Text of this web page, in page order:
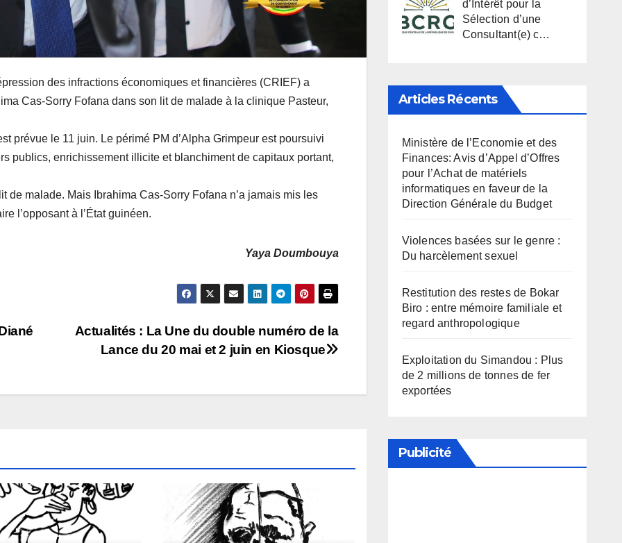
des infractions économiques et financières (CRIEF) a
Cas-Sorry Fofana dans son lit de malade à la clinique Pasteur,
prévue le 11 juin. Le périmé PM d’Alpha Grimpeur est poursuivi
publics, enrichissement illicite et blanchiment de capitaux portant,
de malade. Mais Ibrahima Cas-Sorry Fofana n’a jamais mis les
l’opposant à l’État guinéen.
Yaya Doumbouya
Actualités : La Une du double numéro de la
Lance du 20 mai et 2 juin en Kiosque
d’Intérêt pour la
Sélection d’une
Consultant(e) c…
Articles Récents
Ministère de l’Economie et des
Finances: Avis d’Appel d’Offres
pour l’Achat de matériels
informatiques en faveur de la
Direction Générale du Budget
Violences basées sur le genre :
Du harcèlement sexuel
Restitution des restes de Bokar
Biro : entre mémoire familiale et
regard anthropologique
Exploitation du Simandou : Plus
de 2 millions de tonnes de fer
exportées
Publicité